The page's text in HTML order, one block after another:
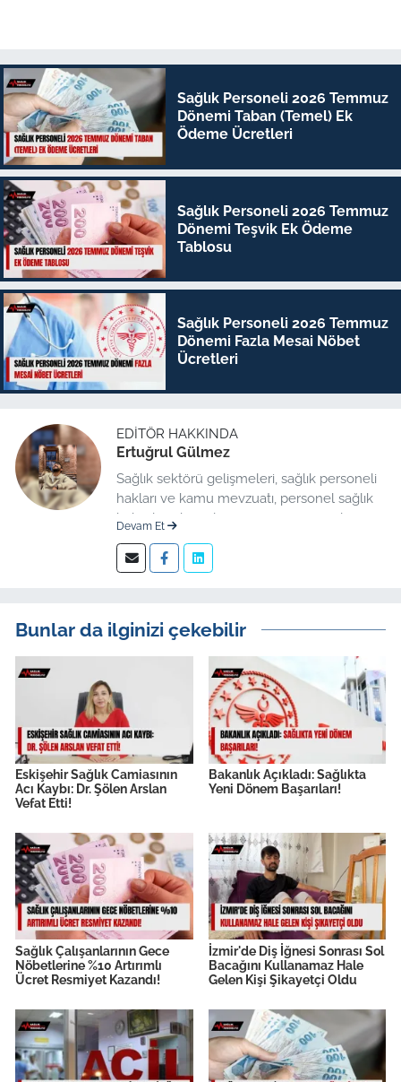
Sağlık Personeli 2026 Temmuz
Dönemi Taban (Temel) Ek
Ödeme Ücretleri
Sağlık Personeli 2026 Temmuz
Dönemi Teşvik Ek Ödeme
Tablosu
Sağlık Personeli 2026 Temmuz
Dönemi Fazla Mesai Nöbet
Ücretleri
EDITÖR HAKKINDA
Ertuğrul Gülmez
Sağlık sektörü gelişmeleri, sağlık personeli
hakları ve kamu mevzuatı, personel sağlık
haberleri düzenleme üzerine uzmanlaşmış
Devam Et
Bunlar da ilginizi çekebilir
Eskişehir Sağlık Camiasının
Acı Kaybı: Dr. Şölen Arslan
Vefat Etti!
Bakanlık Açıkladı: Sağlıkta
Yeni Dönem Başarıları!
Sağlık Çalışanlarının Gece
Nöbetlerine %10 Artırımlı
Ücret Resmiyet Kazandı!
İzmir'de Diş İğnesi Sonrası Sol
Bacağını Kullanamaz Hale
Gelen Kişi Şikayetçi Oldu